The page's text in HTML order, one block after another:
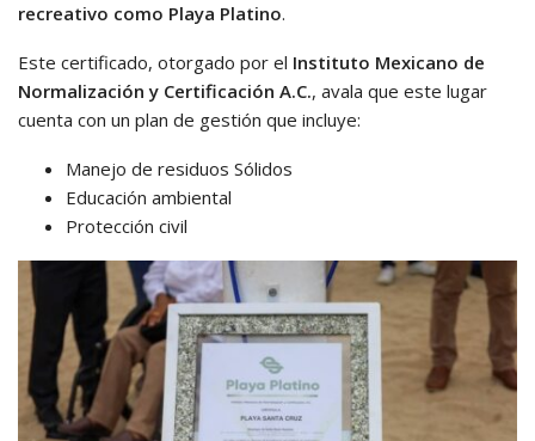
recreativo como Playa Platino.
Este certificado, otorgado por el Instituto Mexicano de
Normalización y Certificación A.C., avala que este lugar
cuenta con un plan de gestión que incluye:
Manejo de residuos Sólidos
Educación ambiental
Protección civil